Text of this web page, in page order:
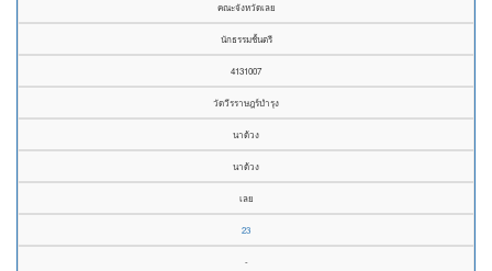
คณะจังหวัดเลย
นักธรรมชั้นตรี
4131007
วัดวีรราษฎร์บำรุง
นาด้วง
นาด้วง
เลย
23
-